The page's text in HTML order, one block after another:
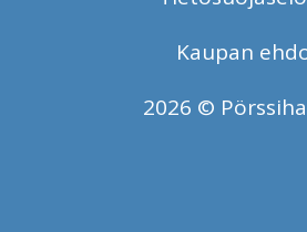
Kaupan
2026 ©